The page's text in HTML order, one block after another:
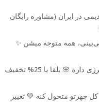
در ایران (مشاوره رایگان
همه متوجه میشن ✨
بلفا با 25% تخفیف
چهرتو متحول کنه 💚 تغییر